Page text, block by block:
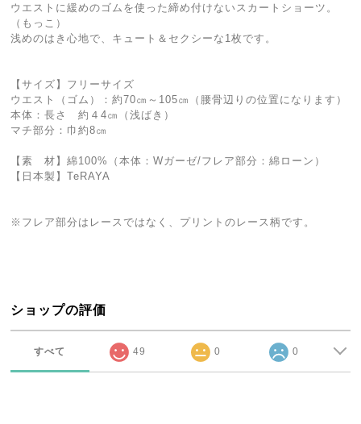
ウエストに緩めのゴムを使った締め付けないスカートショーツ。
（もっこ）
浅めのはき心地で、キュート＆セクシーな1枚です。
【サイズ】フリーサイズ
ウエスト（ゴム）：約70㎝～105㎝（腰骨辺りの位置になります）
本体：長さ 約４4㎝（浅ばき）
マチ部分：巾約8㎝
【素 材】綿100%（本体：Wガーゼ/フレア部分：綿ローン）
【日本製】TeRAYA
※フレア部分はレースではなく、プリントのレース柄です。
ショップの評価
すべて 49 0 0